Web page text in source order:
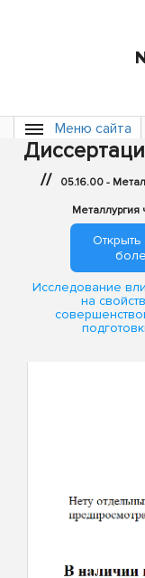
Меню сайта
// 05.16.00 -
Металлургия
Исследование
на